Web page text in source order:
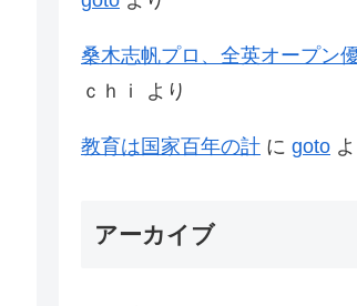
桑木志帆プロ、全英オープン優
ｃｈｉ
より
教育は国家百年の計 に goto
アーカイブ